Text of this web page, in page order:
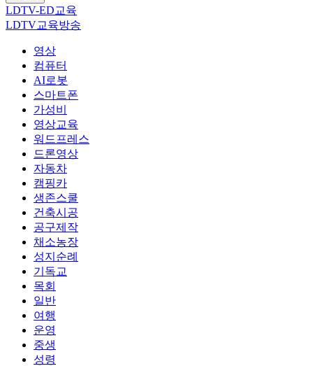
LDTV-ED교육
LDTV교육방송
영상
컴퓨터
AI로봇
스마트폰
가성비
영상교육
워드프레스
드론영상
자동차
캠핑카
생존스쿨
건축시공
공구제작
채소농장
성지순례
기독교
목회
일반
여행
운영
중생
성령